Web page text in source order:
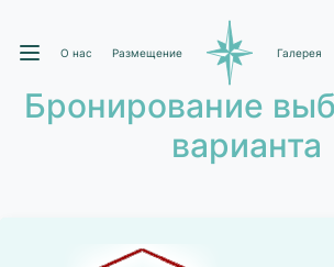
О нас Размещение Галерея
Бронирование
варианта